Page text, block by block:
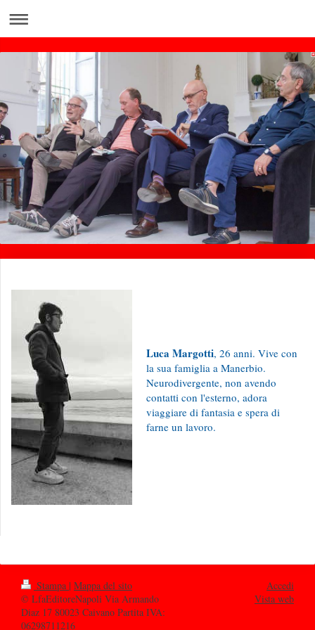
Luca Margotti, 26 anni. Vive con
la sua famiglia a Manerbio.
Neurodivergente, non avendo
contatti con l'esterno, adora
viaggiare di fantasia e spera di
farne un lavoro.
Stampa | Mappa del sito
© LfaEditoreNapoli Via Armando
Diaz 17 80023 Caivano Partita IVA:
06298711216
Accedi
Vista web